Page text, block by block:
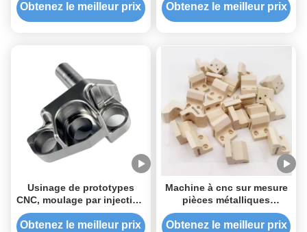
Parties en plastique Kit
d'estampage métallique
Obtenez le meilleur prix
traitement thermique et
Obtenez le meilleur prix
Usinage de prototypes
CNC, moulage par injection
plastique et services de
fraisage d'aluminium
Obtenez le meilleur prix
Machine à cnc sur mesure
pièces métalliques
aluminium tourné fraisage
moto auto
Obtenez le meilleur prix